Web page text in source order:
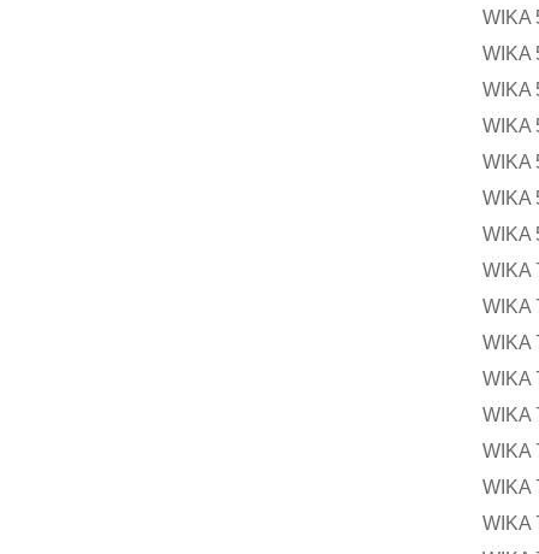
WIKA
WIKA
WIKA
WIKA
WIKA
WIKA
WIKA
WIKA
WIKA
WIKA
WIKA
WIKA
WIKA
WIKA
WIKA